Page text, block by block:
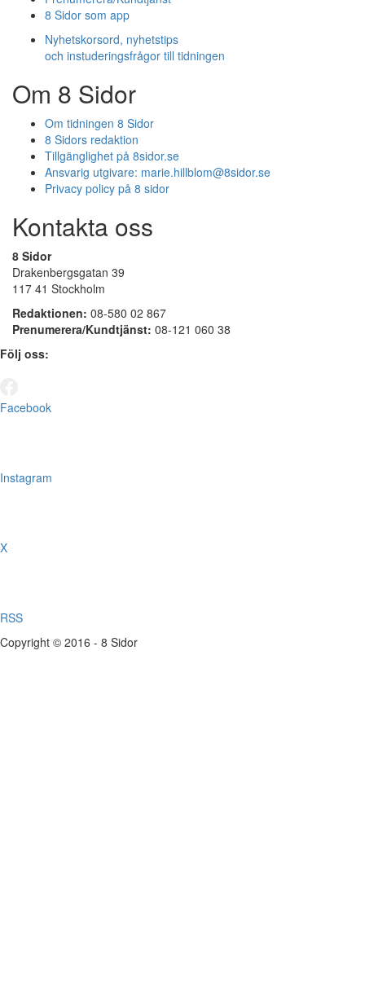
8 Sidor som app
Nyhetskorsord, nyhetstips
och instuderingsfrågor till tidningen
Om 8 Sidor
Om tidningen 8 Sidor
8 Sidors redaktion
Tillgänglighet på 8sidor.se
Ansvarig utgivare: marie.hillblom@8sidor.se
Privacy policy på 8 sidor
Kontakta oss
8 Sidor
Drakenbergsgatan 39
117 41 Stockholm
Redaktionen: 08-580 02 867
Prenumerera/Kundtjänst: 08-121 060 38
Följ oss:
Facebook
Instagram
X
RSS
Copyright © 2016 - 8 Sidor